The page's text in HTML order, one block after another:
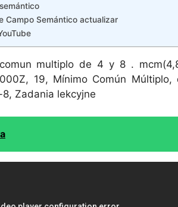
Campo Semántico actualizar
multiplo de 4 y 8 .
19, Mínimo Común Múltiplo,
Zadania lekcyjne